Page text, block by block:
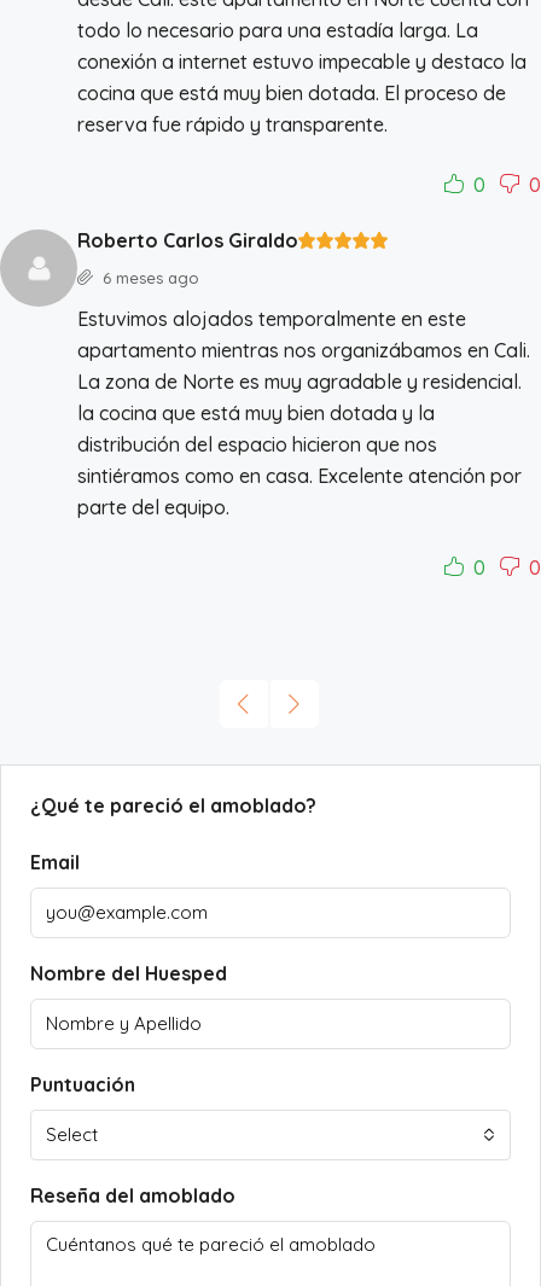
todo lo necesario para una estadía larga. La
conexión a internet estuvo impecable y destaco la
cocina que está muy bien dotada. El proceso de
reserva fue rápido y transparente.
0 0
Roberto Carlos Giraldo
6 meses ago
Estuvimos alojados temporalmente en este
apartamento mientras nos organizábamos en Cali.
La zona de Norte es muy agradable y residencial.
la cocina que está muy bien dotada y la
distribución del espacio hicieron que nos
sintiéramos como en casa. Excelente atención por
parte del equipo.
0 0
¿Qué te pareció el amoblado?
Email
Nombre del Huesped
Puntuación
Select
Reseña del amoblado